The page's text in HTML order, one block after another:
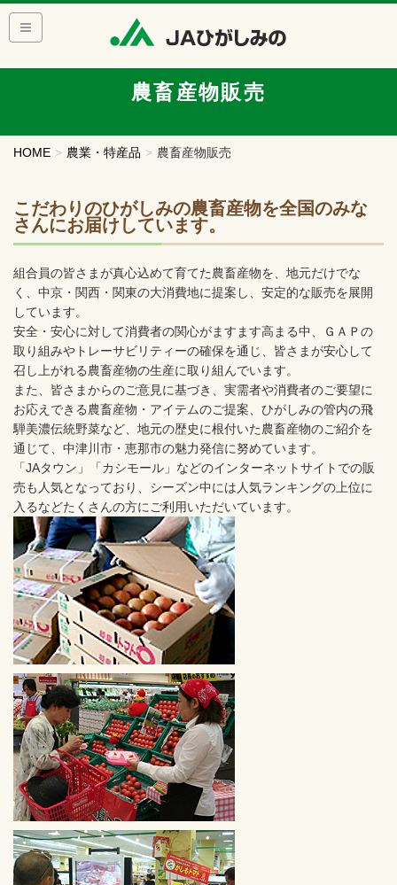
農畜産物販売
HOME 農業・特産品 農畜産物販売
こだわりのひがしみの農畜産物を全国のみな
さんにお届けしています。
組合員の皆さまが真心込めて育てた農畜産物を、地元だけでな
く、中京・関西・関東の大消費地に提案し、安定的な販売を展開
しています。
安全・安心に対して消費者の関心がますます高まる中、ＧＡＰの
取り組みやトレーサビリティーの確保を通じ、皆さまが安心して
召し上がれる農畜産物の生産に取り組んでいます。
また、皆さまからのご意見に基づき、実需者や消費者のご要望に
お応えできる農畜産物・アイテムのご提案、ひがしみの管内の飛
騨美濃伝統野菜など、地元の歴史に根付いた農畜産物のご紹介を
通じて、中津川市・恵那市の魅力発信に努めています。
「JAタウン」「カシモール」などのインターネットサイトでの販
売も人気となっており、シーズン中には人気ランキングの上位に
入るなどたくさんの方にご利用いただいています。